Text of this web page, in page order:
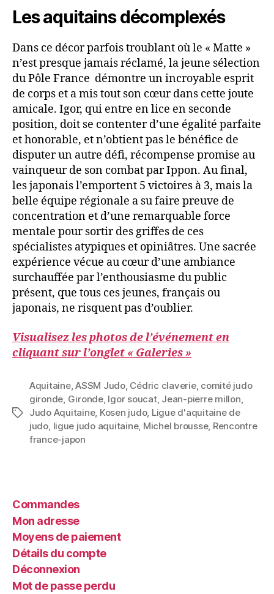
Les aquitains décomplexés
Dans ce décor parfois troublant où le « Matte »
n’est presque jamais réclamé, la jeune sélection
du Pôle France démontre un incroyable esprit
de corps et a mis tout son cœur dans cette joute
amicale. Igor, qui entre en lice en seconde
position, doit se contenter d’une égalité parfaite
et honorable, et n’obtient pas le bénéfice de
disputer un autre défi, récompense promise au
vainqueur de son combat par Ippon. Au final,
les japonais l’emportent 5 victoires à 3, mais la
belle équipe régionale a su faire preuve de
concentration et d’une remarquable force
mentale pour sortir des griffes de ces
spécialistes atypiques et opiniâtres. Une sacrée
expérience vécue au cœur d’une ambiance
surchauffée par l’enthousiasme du public
présent, que tous ces jeunes, français ou
japonais, ne risquent pas d’oublier.
Visualisez les photos de l’événement en
cliquant sur l’onglet « Galeries »
Aquitaine,ASSM Judo, Cédric claverie, comité judo
gironde, Gironde, Igor soucat, Jean-pierre millon,
Judo Aquitaine, Kosen judo, Ligue d'aquitaine de
judo, ligue judo aquitaine, Michel brousse, Rencontre
france-japon
Commandes
Mon adresse
Moyens de paiement
Détails du compte
Déconnexion
Mot de passe perdu